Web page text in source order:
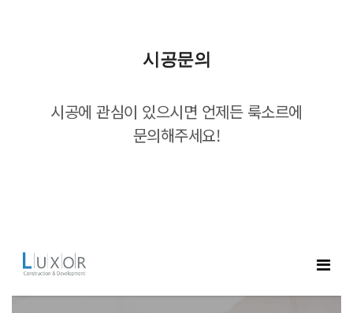
시공문의
시공에 관심이 있으시면 언제든 룩소르에
문의해주세요!